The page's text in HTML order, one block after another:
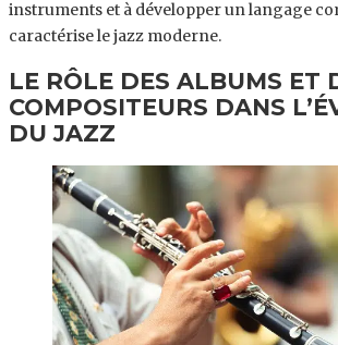
instruments et à développer un langage
caractérise le jazz moderne.
LE RÔLE DES ALBUMS ET
COMPOSITEURS DANS
DU JAZZ